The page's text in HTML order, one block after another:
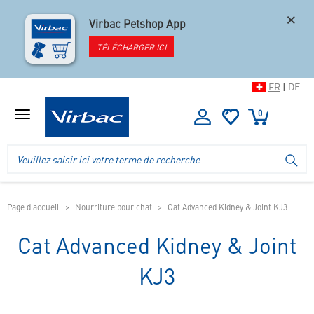
Virbac Petshop App
TÉLÉCHARGER ICI
×
FR | DE
Afficher
de
boutique
0
dans
l'en-
de
boutique
mobile
Page d'accueil Nourriture pour chat Cat Advanced Kidney & Joint KJ3
Cat Advanced Kidney & Joint
KJ3